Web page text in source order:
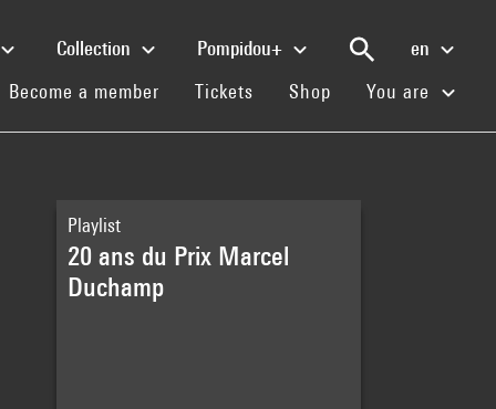
Collection Pompidou+
en
Become a member (current)
Tickets (current)
Shop (current)You are
Playlist
20 ans du Prix Marcel
Duchamp
Duchamp- 6 min